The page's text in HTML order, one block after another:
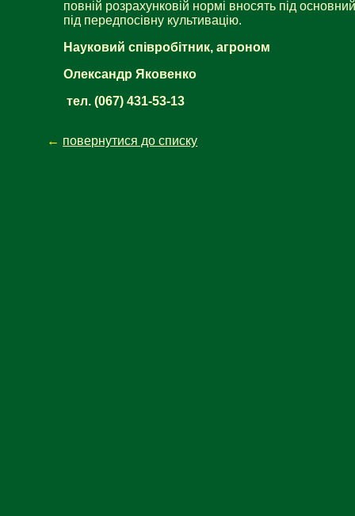
повній розрахунковій нормі вносять під
під передпосівну культивацію.
Науковий співробітник, агроном
Олександр Яковенко
тел. (067) 431-53-13
← повернутися до списку